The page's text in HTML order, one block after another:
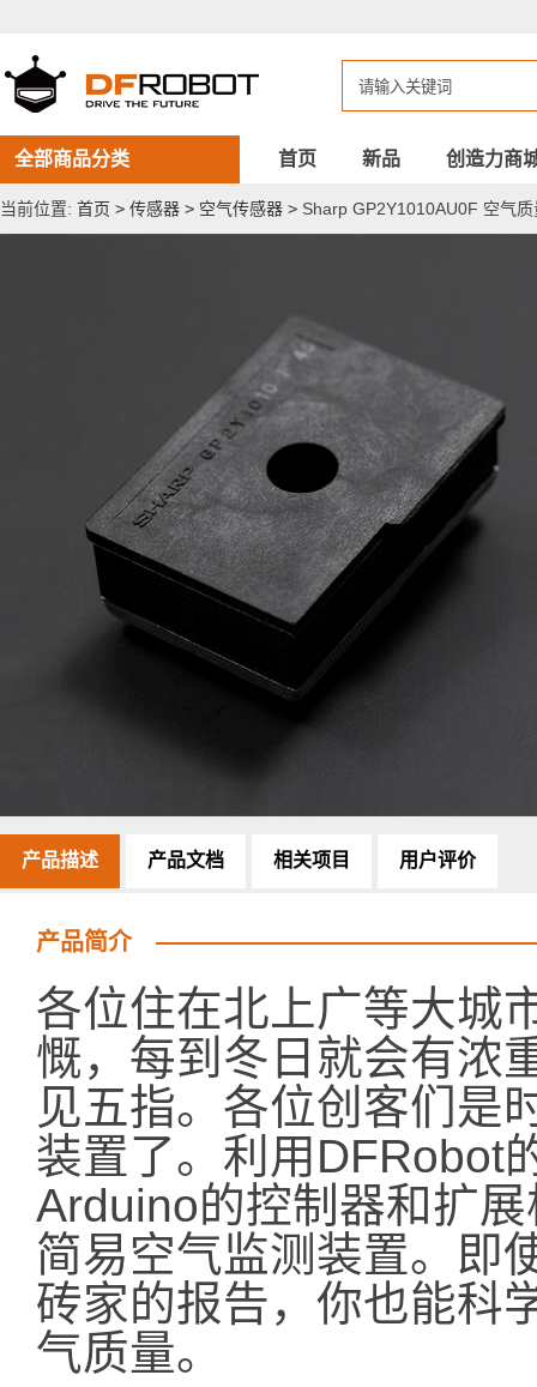
气
质
量
粉
尘
传
感
器
全部商品分类 首页 新品 创造力商
当前位置: 首页 > 传感器 > 空气传感器 > Sharp GP2Y1010AU0F 空气
产品描述 产品文档 相关项目 用户评价
产品简介
各位住在北上广等大城
慨，每到冬日就会有浓
见五指。各位创客们是
装置了。利用DFRobot
Arduino的控制器和扩
简易空气监测装置。即
砖家的报告，你也能科
气质量。